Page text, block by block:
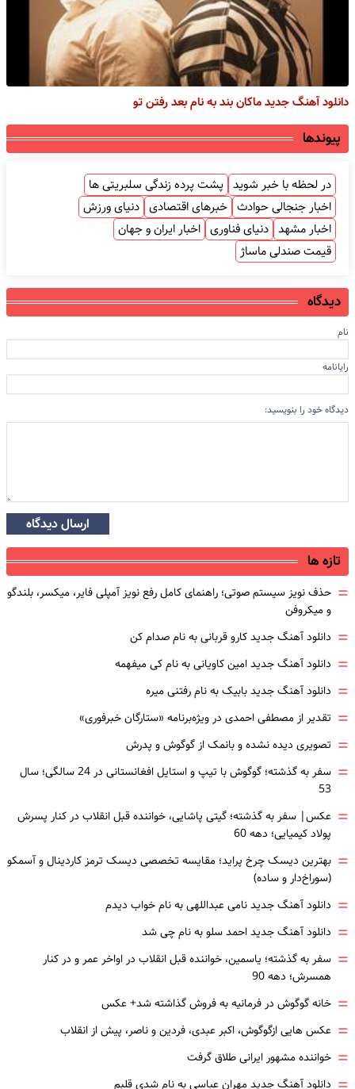
دانلود آهنگ جدید ماکان بند به نام بعد رفتن تو
پیوندها
در لحظه با خبر شوید پشت پرده زندگی سلبریتی ها
اخبار جنجالی حوادث خبرهای اقتصادی دنیای ورزش
اخبار مشهد دنیای فناوری اخبار ایران و جهان
قیمت صندلی ماساژ
دیدگاه
نام
رایانامه
دیدگاه خود را بنویسید:
ارسال دیدگاه
تازه ها
= حذف نویز سیستم صوتی؛ راهنمای کامل رفع نویز آمپلی فایر، میکسر، بلندگو
و میکروفن
= دانلود آهنگ جدید کارو قربانی به نام صدام کن
= دانلود آهنگ جدید امین کاویانی به نام کی میفهمه
= دانلود آهنگ جدید بابیک به نام رفتنی میره
= تقدیر از مصطفی احمدی در ویژه‌برنامه «ستارگان خبرفوری»
= تصویری دیده نشده و بانمک از گوگوش و پدرش
=
سفر به گذشته؛ گوگوش با تیپ و استایل افغانستانی در 24 سالگی؛ سال
53
= عکس| سفر به گذشته؛ گیتی پاشایی، خواننده قبل انقلاب در کنار پسرش
پولاد کیمیایی؛ دهه 60
= بهترین دیسک چرخ پراید؛ مقایسه تخصصی دیسک ترمز کاردینال و آسمکو
(سوراخ‌دار و ساده)
= دانلود آهنگ جدید نامی عبداللهی به نام خواب دیدم
= دانلود آهنگ جدید احمد سلو به نام چی شد
= سفر به گذشته؛ یاسمین، خواننده قبل انقلاب در اواخر عمر و در کنار
همسرش؛ دهه 90
= خانه گوگوش در فرمانیه به فروش گذاشته شد+ عکس
= عکس هایی ازگوگوش، اکبر عبدی، فردین و ناصر، پیش از انقلاب
= خواننده مشهور ایرانی طلاق گرفت
دانلود آهنگ جدید مهران عباسی به نام شدی قلبم